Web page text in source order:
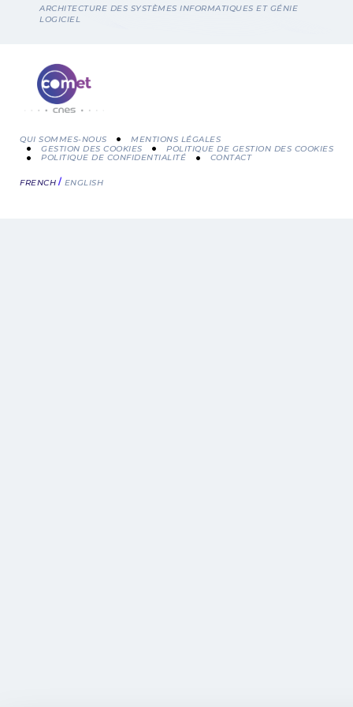
d'Ariane
ARCHITECTURE DES SYSTÈMES INFORMATIQUES ET GÉNIE
LOGICIEL
Menu
QUI SOMMES-NOUS
MENTIONS LÉGALES
GESTION DES COOKIES
POLITIQUE DE GESTION DES COOKIES
POLITIQUE DE CONFIDENTIALITÉ
CONTACT
FRENCH ENGLISH